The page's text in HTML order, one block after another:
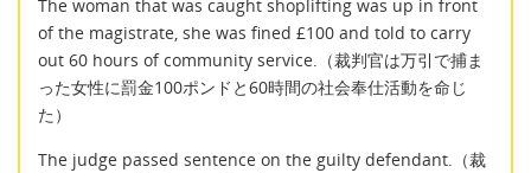
The woman that was caught shoplifting was up in front
of the magistrate, she was fined £100 and told to carry
out 60 hours of community service.（裁判官は万引で捕ま
った女性に罰金100ポンドと60時間の社会奉仕活動を命じ
た）
The judge passed sentence on the guilty defendant.（裁